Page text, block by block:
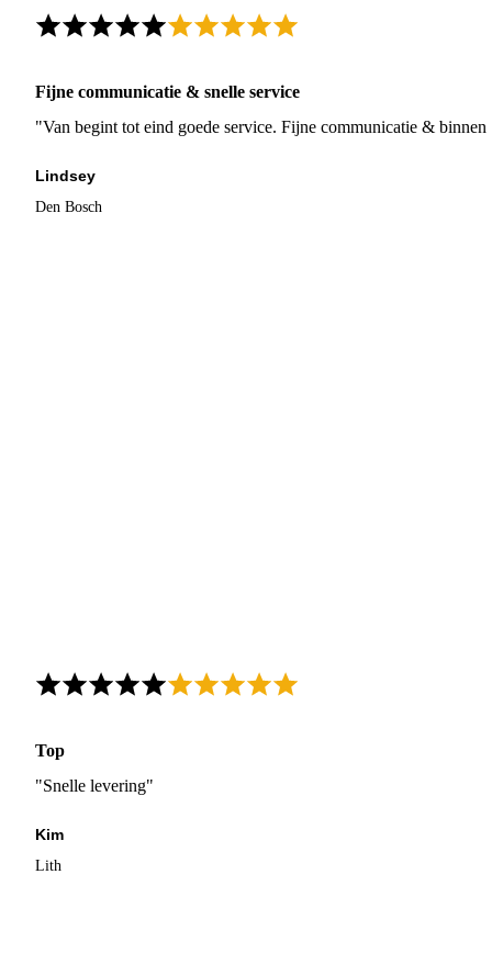
Fijne communicatie & snelle service
"Van begint tot eind goede service. Fijne communicatie &
Lindsey
Den Bosch
Top
"Snelle levering"
Kim
Lith